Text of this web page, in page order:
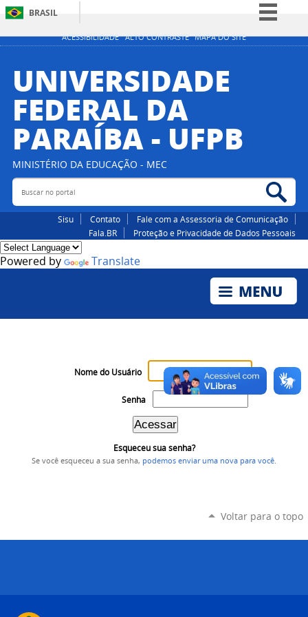
ACESSIBILIDADE ALTO CONTRASTE MAPA DO SITE
BRASIL
Simplifique!
Participe
Acesso à informação
Canais
UNIVERSIDADE
FEDERAL DA
PARAÍBA - UFPB
MINISTÉRIO DA EDUCAÇÃO - MEC
Buscar no portal
Sisu Contato
Fale com a Assessoria de Comunicação
Fala.BR
Proteção e Privacidade de Dados Pessoais
Powered by Translate
Nome do Usuário
Senha
Esqueceu sua senha?
Se você esqueceu a sua senha, podemos enviar uma nova para você
Voltar para o topo